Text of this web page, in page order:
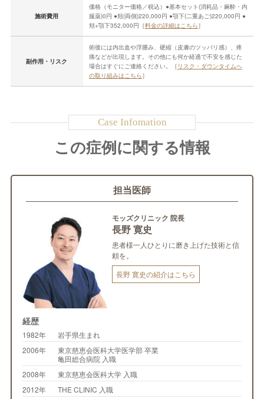
施術費用
価格（モニター価格／税込）●基本セット(消耗品・麻酔・内
服薬)0円 ●頬(両側)220,000円 ●顎下(二重あご)220,000円 ●
頬+顎下352,000円［料金の詳細はこちら］
副作用・リスク
術後には内出血や浮腫み、硬縮（皮膚のツッパリ感）、疼
痛などが出現します。その他にも何か経過で不安を感じた
場合はすぐにご連絡ください。［ リスク・ダウンタイムへ
の取り組みはこちら］
この症例に関する情報
担当医師
モッズクリニック 院長
長野 寛史
患者様一人ひとりに磨き上げた技術と信
頼を。
長野 寛史の紹介はこちら
経歴
1982年
岩手県生まれ
2006年
東京慈恵会医科大学医学部 卒業
亀田総合病院 入職
2008年
東京慈恵会医科大学 入職
2012年
THE CLINIC 入職